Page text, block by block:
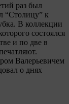
раз был
к
В коллекции
состоялся
и по две в
Валерьевичем
о днях